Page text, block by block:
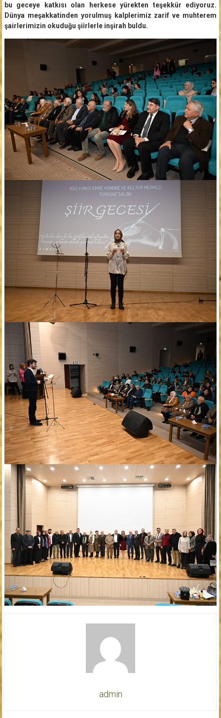
bu geceye katkısı olan herkese yürekten teşekkür ediyoruz.
Dünya meşakkatinden yorulmuş kalplerimiz zarif ve muhterem
şairlerimizin okuduğu şiirlerle inşirah buldu.
admin